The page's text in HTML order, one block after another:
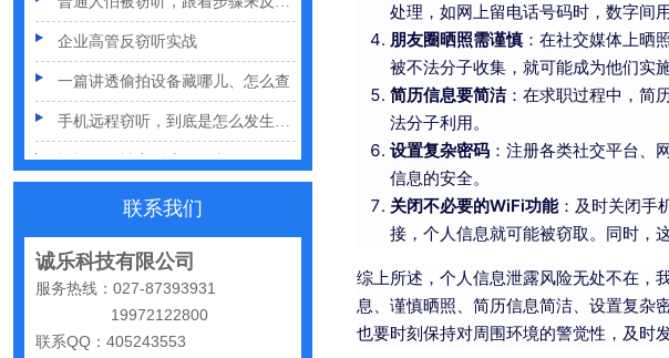
网购“反窃听神器”为何总翻车？
反窃听检测的用处
办公室哪些东西暗藏窃密风险
联系我们
诚乐科技有限公司
服务热线：027-87393931
19972122800
联系QQ：405243553
处理，如网上留电话号码时，数字间
朋友圈晒照需谨慎 ：在社交媒体上晒
被不法分子收集，就可能成为他们实
简历信息要简洁：在求职过程中，简
法分子利用。
设置复杂密码 ：注册各类社交平台、
信息的安全。
关闭不必要的WiFi功能：及时关闭手
接，个人信息就可能被窃取。同时，
综上所述，个人信息泄露风险无处不在，
息、谨慎晒照、简历信息简洁、设置复杂
也要时刻保持对周围环境的警觉性，及时